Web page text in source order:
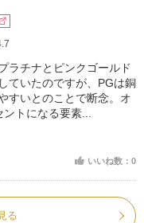
ラチナとピンクゴールド
ていたのですが、PGは銅
すいとのことで断念。オ
トになる要素...
いいね数：0
る